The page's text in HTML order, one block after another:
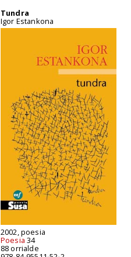
Tundra
Igor Estankona
2002, poesia
Poesia 34
88 orrialde